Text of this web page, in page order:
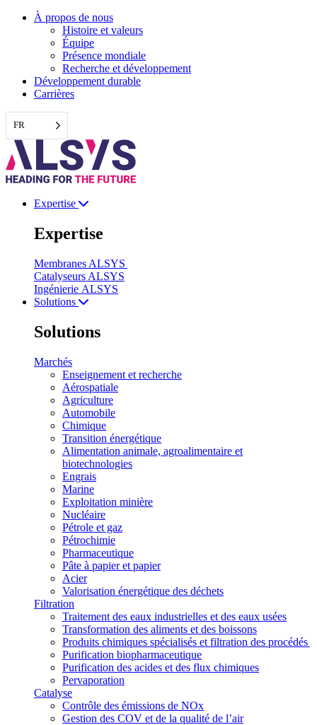
Aller
À propos de nous
Histoire et valeurs
Équipe
Présence mondiale
Recherche et développement
Développement durable
Carrières
FR
Expertise
Expertise
Membranes ALSYS
Catalyseurs ALSYS
Ingénierie ALSYS
Solutions
Solutions
Marchés
Enseignement et recherche
Aérospatiale
Agriculture
Automobile
Chimique
Transition énergétique
Alimentation animale, agroalimentaire et
biotechnologies
Engrais
Marine
Exploitation minière
Nucléaire
Pétrole et gaz
Pétrochimie
Pharmaceutique
Pâte à papier et papier
Acier
Valorisation énergétique des déchets
Filtration
Traitement des eaux industrielles et des eaux usées
Transformation des aliments et des boissons
Produits chimiques spécialisés et filtration des procédés
Purification biopharmaceutique
Purification des acides et des flux chimiques
Pervaporation
Catalyse
Contrôle des émissions de NOx
Gestion des COV et de la qualité de l’air